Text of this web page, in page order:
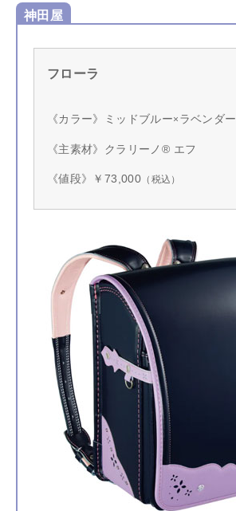
神田屋
フローラ
《カラー》ミッドブルー× ラベンダー
《主素材》クラリーノ® エフ
《値段》￥73,000 （税込）